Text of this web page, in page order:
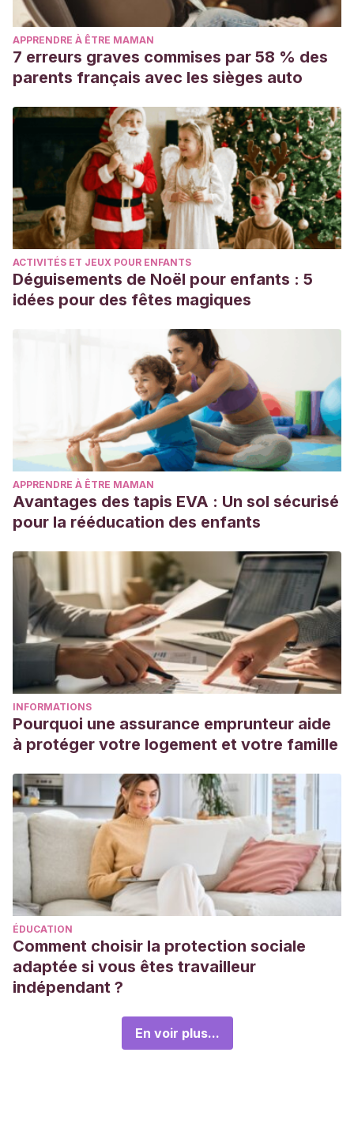
Gynecologic, and Neonatal Nursing, 34(6), 689–694.
https://pubmed.ncbi.nlm.nih.gov/16282226/
Moore, E. R., Bergman, N., Anderson, G. C., Medley, N.
(2016). Early skin-to-skin contact for mothers and their
Reviews, 11
(CD003519).
https://www.cochrane.org/es/cd003519/contacto-piel-piel-
temprano-para-las-madres-y-sus-recien-nacidos-sanos
National Health Service. (s. f.).Skin-to-skin contact with
your newborn. Consultado el 5 de noviembre de 2023.
https://www.nhs.uk/start-for-life/baby/baby-basics/caring-
for-your-baby/skin-to-skin-contact-with-your-newborn/
Nzaramba, S. (21 de septiembre de 2021).
Mother Care is helping premature babies survive and thrive
in Rwanda
https://www.unicef.org/rwanda/stories/kangaroo-mother-
care-helping-premature-babies-survive-and-thrive-
Rey, E., & Martínez, H. (1986). Método madre canguro
manejo ambulatorio del prematuro.Revista de la Facultad
de Medicina, 40(3), 297–310.
https://revistas.unal.edu.co/index.php/revfacmed/article/
Safari, K., Saeed, A. A., Hasan, S. S., & Moghaddam-
Banaem, L. (2018). The effect of mother and newborn early
temperature and duration of third stage of labor.
International Breastfeeding Journal
13(1), 1–8.
https://internationalbreastfeedingjournal.biomedcentral.com/
018-0174-9
Unicef. (s. f.).Baby-Friendly Hospital Initiative
. Consultado
el 5 de noviembre de 2023.
https://www.unicef.org/documents/baby-friendly-hospital-
initiative
Unicef. (s. f.). Skin-to-skin contact . Consultado el 5 de
noviembre de 2023.
https://www.unicef.org.uk/babyfriendly/baby-friendly-
resources/implementing-standards-resources/skin-to-skin-
contact/
Widström, A. M., Brimdyr, K., Svensson, K., Cadwell, K., &
Nissen, E. (2019). Skin-to-skin contact the first hour after
birth, underlying implications and clinical practice.Acta
Paediatrica,108(7), 1192–1204.
https://pubmed.ncbi.nlm.nih.gov/30762247/
World Health Organization. (7 de agosto de 2020).Skin-to-
skin contact helps newborns breastfeed
https://www.who.int/westernpacific/news-room/feature-
stories/item/skin-to-skin-contact-helps-newborns-
APPRENDRE À ÊTRE MAMAN
7 erreurs graves commises par 58 % des
parents français avec les sièges auto
ACTIVITÉS ET JEUX POUR ENFANTS
Déguisements de Noël pour enfants : 5
idées pour des fêtes magiques
APPRENDRE À ÊTRE MAMAN
Avantages des tapis EVA : Un sol sécurisé
pour la rééducation des enfants
INFORMATIONS
Pourquoi une assurance emprunteur aide
à protéger votre logement et votre famille
ÉDUCATION
Comment choisir la protection sociale
adaptée si vous êtes travailleur
indépendant ?
En voir plus...